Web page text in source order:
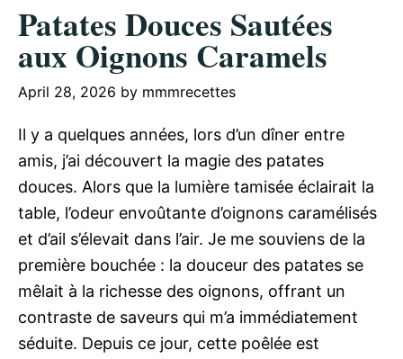
Patates Douces Sautées
aux Oignons Caramels
April 28, 2026 by mmmrecettes
Il y a quelques années, lors d’un dîner entre
amis, j’ai découvert la magie des patates
douces. Alors que la lumière tamisée éclairait la
table, l’odeur envoûtante d’oignons caramélisés
et d’ail s’élevait dans l’air. Je me souviens de la
première bouchée : la douceur des patates se
mêlait à la richesse des oignons, offrant un
contraste de saveurs qui m’a immédiatement
séduite. Depuis ce jour, cette poêlée est